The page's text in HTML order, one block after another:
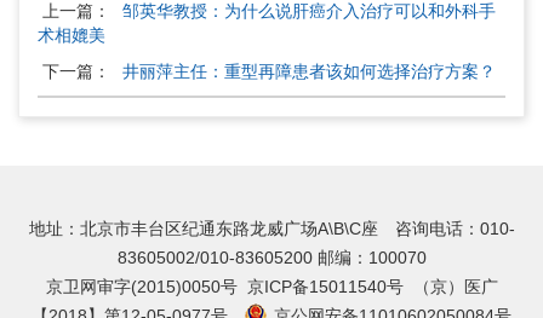
上一篇：
邹英华教授：为什么说肝癌介入治疗可以和外科手
术相媲美
下一篇：
井丽萍主任：重型再障患者该如何选择治疗方案？
地址：北京市丰台区纪通东路龙威广场A\B\C座 咨询电话：010-
83605002/010-83605200 邮编：100070
京卫网审字(2015)0050号 京ICP备15011540号（京）医广